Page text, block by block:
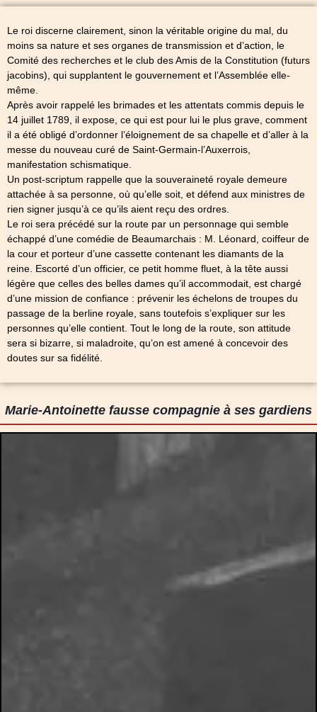
Le roi discerne clairement, sinon la véritable origine du mal, du
moins sa nature et ses organes de transmission et d’action, le
Comité des recherches et le club des Amis de la Constitution (futurs
jacobins), qui supplantent le gouvernement et l’Assemblée elle-
même.
Après avoir rappelé les brimades et les attentats commis depuis le
14 juillet 1789, il expose, ce qui est pour lui le plus grave, comment
il a été obligé d’ordonner l’éloignement de sa chapelle et d’aller à la
messe du nouveau curé de Saint-Germain-l’Auxerrois,
manifestation schismatique.
Un post-scriptum rappelle que la souveraineté royale demeure
attachée à sa personne, où qu’elle soit, et défend aux ministres de
rien signer jusqu’à ce qu’ils aient reçu des ordres.
Le roi sera précédé sur la route par un personnage qui semble
échappé d’une comédie de Beaumarchais : M. Léonard, coiffeur de
la cour et porteur d’une cassette contenant les diamants de la
reine. Escorté d’un officier, ce petit homme fluet, à la tête aussi
légère que celles des belles dames qu’il accommodait, est chargé
d’une mission de confiance : prévenir les échelons de troupes du
passage de la berline royale, sans toutefois s’expliquer sur les
personnes qu’elle contient. Tout le long de la route, son attitude
sera si bizarre, si maladroite, qu’on est amené à concevoir des
doutes sur sa fidélité.
Marie-Antoinette fausse compagnie à ses gardiens